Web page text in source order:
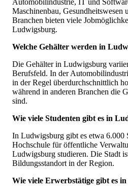
Automobilindustrie, IT und
Maschinenbau, Gesundheitswesen
Branchen bieten viele
Ludwigsburg.
Welche Gehälter werden in
Die Gehälter in Ludwigsburg
Berufsfeld. In der
in der Regel überdurchschnittlich
während in anderen Branchen die
sind.
Wie viele Studenten gibt es in
In Ludwigsburg gibt es etwa 6.000
Hochschule für öffentliche
Ludwigsburg studieren. Die Stadt
Bildungsstandort in der Region.
Wie viele Erwerbstätige gibt es